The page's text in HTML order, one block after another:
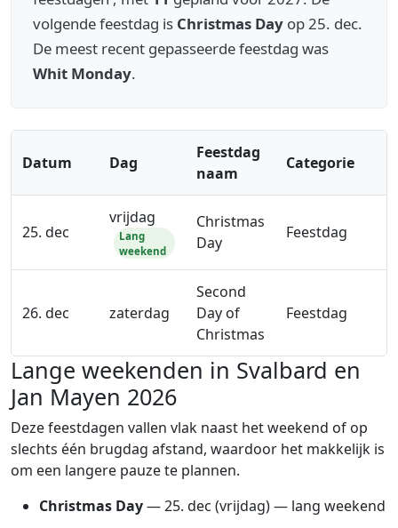
volgende feestdag is Christmas Day op 25. dec.
De meest recent gepasseerde feestdag was
Whit Monday.
Datum Dag
Feestdag
naam
Categorie
25. dec
vrijdag
Lang
weekend
Christmas
Day
Feestdag
26. dec zaterdag
Second
Day of
Christmas
Feestdag
Lange weekenden in Svalbard en
Jan Mayen 2026
Deze feestdagen vallen vlak naast het weekend of op
slechts één brugdag afstand, waardoor het makkelijk is
om een langere pauze te plannen.
Christmas Day—25. dec (vrijdag) — lang weekend